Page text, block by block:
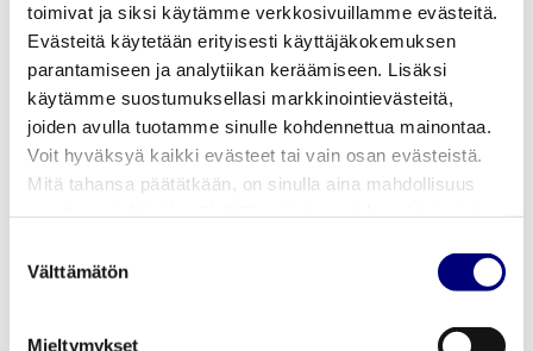
toimivat ja siksi käytämme verkkosivuillamme evästeitä.
Evästeitä käytetään erityisesti käyttäjäkokemuksen
parantamiseen ja analytiikan keräämiseen. Lisäksi
käytämme suostumuksellasi markkinointievästeitä,
joiden avulla tuotamme sinulle kohdennettua mainontaa.
Voit hyväksyä kaikki evästeet tai vain osan evästeistä.
Mitä tahansa päätätkään, on sinulla aina mahdollisuus
valinta
Välttämätön
Mieltymykset
LISÄÄ KIRJOITUKSIA
Pori Energia Oy ostaa
Leppäkosken Sähkö
Leppäkosken Sähkö Oy:n osakekannan ostamisesta